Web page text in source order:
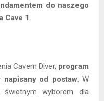
do naszego
Cave 1 .
Cavern Diver, program
napisany od postaw. W
wyborem dla